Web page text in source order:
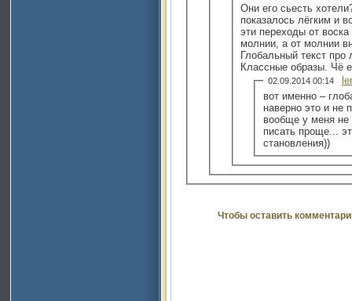
Они его сьесть
показалось лёгким и
эти переходы от
молнии, а от молнии
Глобальный текст про любовь, смерть и жизнь.
Классные образы. Чё
02.09.2014 00:14
вот именно –
наверно это и не
вообще у меня не
писать проще...
становления))
Чтобы оставить